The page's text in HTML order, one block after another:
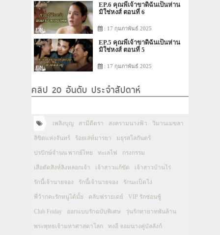
EP.6 คุณพี่เจ้าขาดิฉันเป็นห่าน
มิใช่หงส์ ตอนที่ 6
: 17 กุมภาพันธ์ 2025
EP.5 คุณพี่เจ้าขาดิฉันเป็นห่าน
มิใช่หงส์ ตอนที่ 5
: 17 กุมภาพันธ์ 2025
คลิป 20 อันดับ ประจำสัปดาห์
เพลิงบุญ สามีตีตรา สงครามนางฟ้า วิมานเมขลา
ลิขิตแห่งจันทร์ ร้อยเล่ห์มารยา มธุรสโลกันตร์
ปรปักษ์จำนน พากย์ไทย ทะเลไฟ กรงกรรม
เสือตัดสิงห์ลิงหลอกเจ้า เจ้าสาวแก้ขัด เจ้าสาวบ้านไร่
รักนี้เจ้านายจอง รักนี้เจ้านายจอง รักนะเป็ดโง่
พี่ว้ากคะรักหนูได้มั้ย คลับฟรายเดย์ VIP รักซ่อนชู้
Club Friday ออกแบบรักฉบับพิเศษ วุ่นรักทายาทพันล้าน
พระพุทธเจ้ามหาศาสดาโลก ทงอี จอมนางคู่บัลลังก์